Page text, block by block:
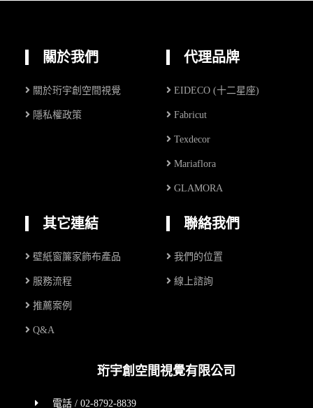
關於我們
關於珩宇創空間視覺
隱私權政策
代理品牌
EIDECO (十二星座)
Fabricut
Texdecor
Mariaflora
GLAMORA
其它連結
壁紙窗簾家飾布產品
服務流程
推薦案例
Q&A
聯絡我們
我們的位置
線上諮詢
珩宇創空間視覺有限公司
電話 / 02-8792-8839